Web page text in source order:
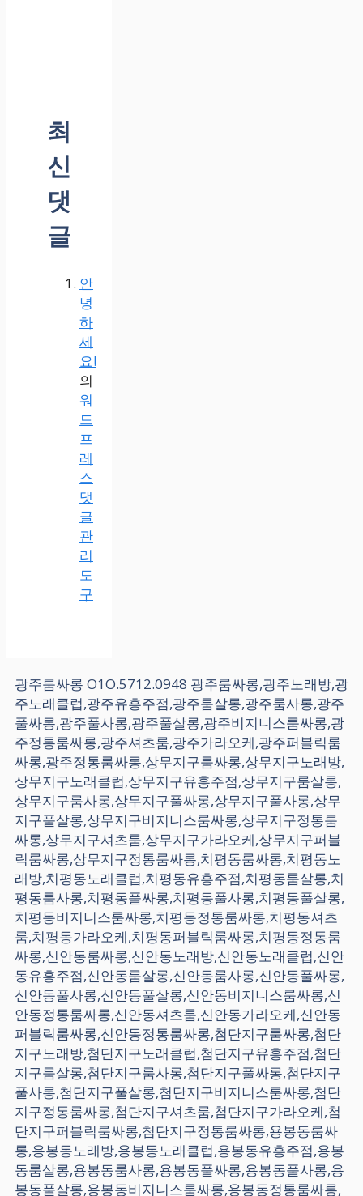
최
신
댓
글
안
녕
하
세
요!
의
워
드
프
레
스
댓
글
관
리
도
구
광주룸싸롱 O1O.5712.0948 광주룸싸롱,광주노래방,광
주노래클럽,광주유흥주점,광주룸살롱,광주룸사롱,광주
풀싸롱,광주풀사롱,광주풀살롱,광주비지니스룸싸롱,광
주정통룸싸롱,광주셔츠룸,광주가라오케,광주퍼블릭룸
싸롱,광주정통룸싸롱,상무지구룸싸롱,상무지구노래방,
상무지구노래클럽,상무지구유흥주점,상무지구룸살롱,
상무지구룸사롱,상무지구풀싸롱,상무지구풀사롱,상무
지구풀살롱,상무지구비지니스룸싸롱,상무지구정통룸
싸롱,상무지구셔츠룸,상무지구가라오케,상무지구퍼블
릭룸싸롱,상무지구정통룸싸롱,치평동룸싸롱,치평동노
래방,치평동노래클럽,치평동유흥주점,치평동룸살롱,치
평동룸사롱,치평동풀싸롱,치평동풀사롱,치평동풀살롱,
치평동비지니스룸싸롱,치평동정통룸싸롱,치평동셔츠
룸,치평동가라오케,치평동퍼블릭룸싸롱,치평동정통룸
싸롱,신안동룸싸롱,신안동노래방,신안동노래클럽,신안
동유흥주점,신안동룸살롱,신안동룸사롱,신안동풀싸롱,
신안동풀사롱,신안동풀살롱,신안동비지니스룸싸롱,신
안동정통룸싸롱,신안동셔츠룸,신안동가라오케,신안동
퍼블릭룸싸롱,신안동정통룸싸롱,첨단지구룸싸롱,첨단
지구노래방,첨단지구노래클럽,첨단지구유흥주점,첨단
지구룸살롱,첨단지구룸사롱,첨단지구풀싸롱,첨단지구
풀사롱,첨단지구풀살롱,첨단지구비지니스룸싸롱,첨단
지구정통룸싸롱,첨단지구셔츠룸,첨단지구가라오케,첨
단지구퍼블릭룸싸롱,첨단지구정통룸싸롱,용봉동룸싸
롱,용봉동노래방,용봉동노래클럽,용봉동유흥주점,용봉
동룸살롱,용봉동룸사롱,용봉동풀싸롱,용봉동풀사롱,용
봉동풀살롱,용봉동비지니스룸싸롱,용봉동정통룸싸롱,